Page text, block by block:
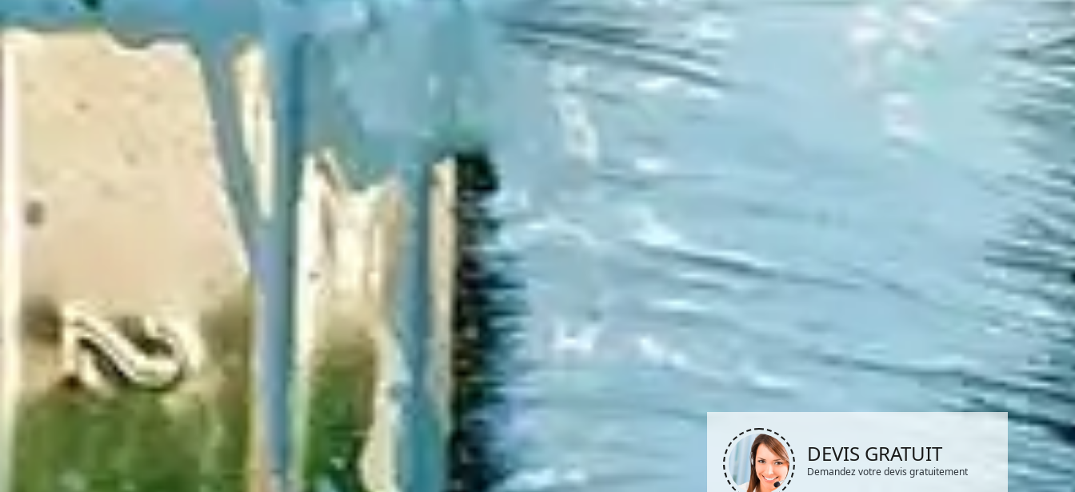
DEVIS GRATUIT
Demandez votre devis gratuitement